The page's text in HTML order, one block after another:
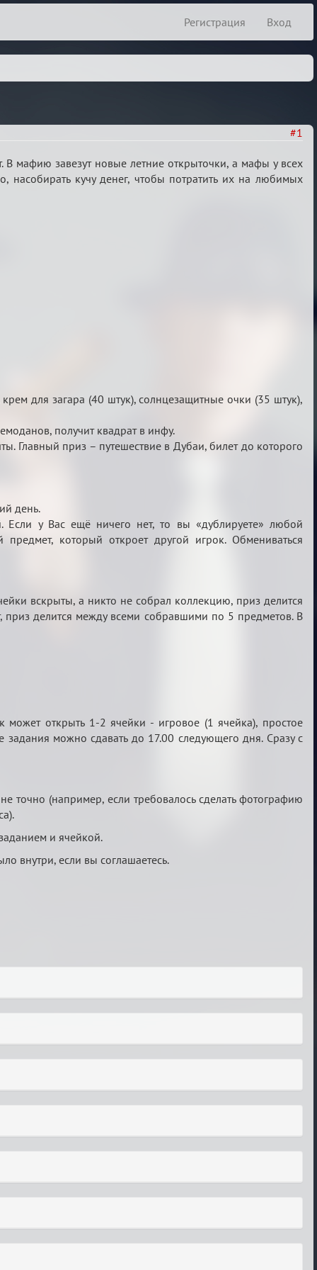
Регистрация Вход
#1
В мафию завезут новые летние открыточки, а мафы у всех
насобирать кучу денег, чтобы потратить их на любимых
для загара (40 штук), солнцезащитные очки (35 штук),
получит квадрат в инфу.
Главный приз – путешествие в Дубаи, билет до которого
день.
у Вас ещё ничего нет, то вы «дублируете» любой
который откроет другой игрок. Обмениваться
вскрыты, а никто не собрал коллекцию, приз делится
приз делится между всеми собравшими по 5 предметов. В
открыть 1-2 ячейки - игровое (1 ячейка), простое
можно сдавать до 17.00 следующего дня. Сразу с
точно (например, если требовалось сделать фотографию
и ячейкой.
внутри, если вы соглашаетесь.